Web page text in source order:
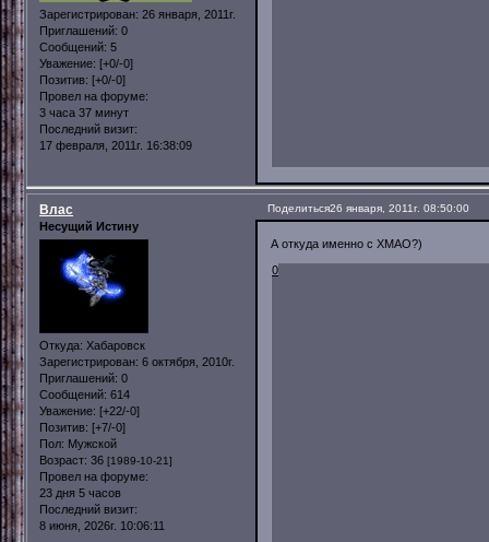
Зарегистрирован: 26 января, 2011г.
Приглашений: 0
Сообщений: 5
Уважение: [+0/-0]
Позитив: [+0/-0]
Провел на форуме:
3 часа 37 минут
Последний визит:
17 февраля, 2011г. 16:38:09
Поделиться26 января, 2011г. 08:50:00
Влас
Несущий Истину
Откуда: Хабаровск
Зарегистрирован: 6 октября, 2010г.
Приглашений: 0
Сообщений: 614
Уважение: [+22/-0]
Позитив: [+7/-0]
Пол: Мужской
Возраст: 36 [1989-10-21]
Провел на форуме:
23 дня 5 часов
Последний визит:
8 июня, 2026г. 10:06:11
А откуда именно с ХМАО?)
0